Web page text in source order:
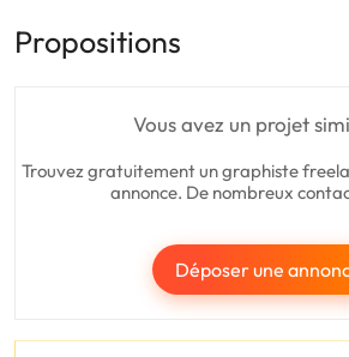
Propositions
Vous avez un projet
Trouvez gratuitement un graphiste
annonce. De nombreux
Déposer une